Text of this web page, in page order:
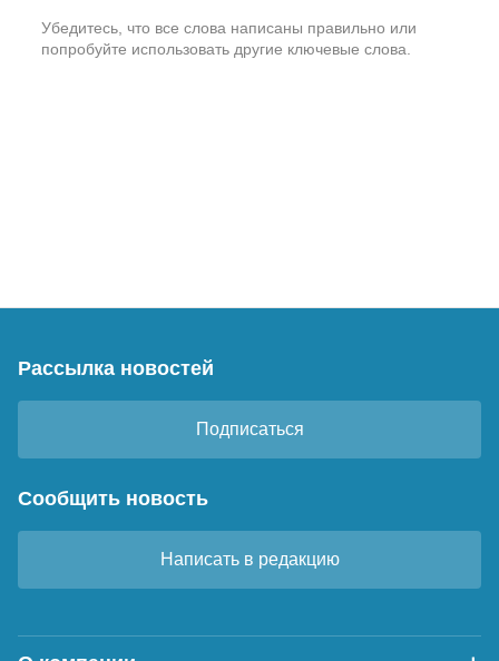
Убедитесь, что все слова написаны правильно или
попробуйте использовать другие ключевые слова.
Рассылка новостей
Подписаться
Сообщить новость
Написать в редакцию